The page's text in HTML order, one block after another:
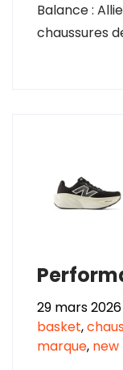
Balance :
chaussures
29 mars 2026
basket,
marque,